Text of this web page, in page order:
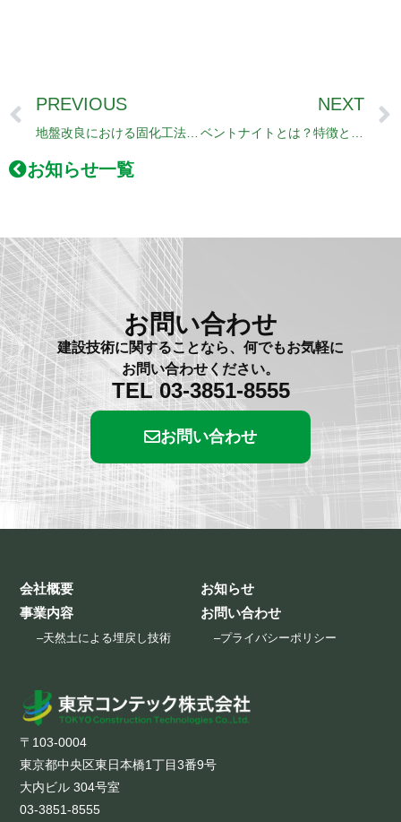
Prev
PREVIOUS
地盤改良における固化工法の種類
NEXT
ベントナイトとは？特徴と使用用途
お知らせ一覧
お問い合わせ
建設技術に関することなら、何でもお気軽に
お問い合わせください。
TEL 03-3851-8555
お問い合わせ
〒103-0004
東京都中央区東日本橋1丁目3番9号
大内ビル 304号室
03-3851-8555
会社概要
事業内容
–天然土による埋戻し技術
お知らせ
お問い合わせ
–プライバシーポリシー